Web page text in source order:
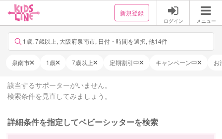
新規登録
ログイン メニュー
1歳, 7歳以上, 大阪府泉南市, 日付・時間を選択, 他14件
泉南市 1歳 7歳以上 定期割引中 キャンペーン中 お
該当するサポーターがいません。
検索条件を見直してみましょう。
詳細条件を指定してベビーシッターを検索